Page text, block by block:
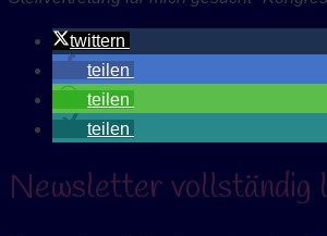
twittern
teilen
teilen
teilen
Newsletter vollständig